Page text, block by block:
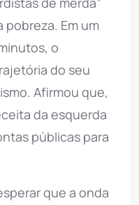
pobreza. Em um
o
do seu
Afirmou que,
da esquerda
públicas para
que a onda